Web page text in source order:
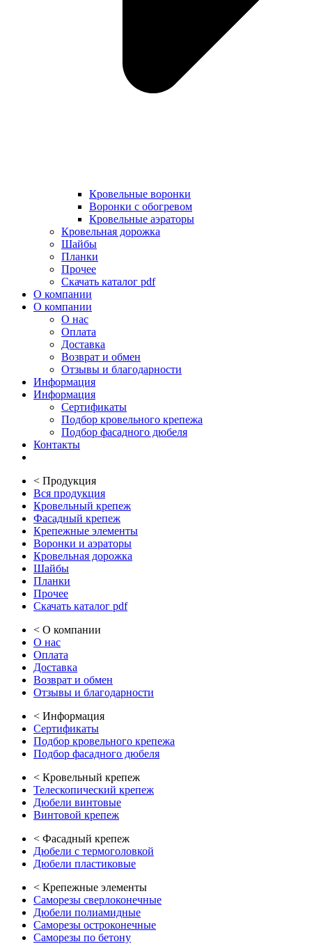
Кровельные воронки
Воронки с обогревом
Кровельные аэраторы
Кровельная дорожка
Шайбы
Планки
Прочее
Скачать каталог pdf
О компании
О компании
О нас
Оплата
Доставка
Возврат и обмен
Отзывы и благодарности
Информация
Информация
Сертификаты
Подбор кровельного крепежа
Подбор фасадного дюбеля
Контакты
< Продукция
Вся продукция
Кровельный крепеж
Фасадный крепеж
Крепежные элементы
Воронки и аэраторы
Кровельная дорожка
Шайбы
Планки
Прочее
Скачать каталог pdf
< О компании
О нас
Оплата
Доставка
Возврат и обмен
Отзывы и благодарности
< Информация
Сертификаты
Подбор кровельного крепежа
Подбор фасадного дюбеля
< Кровельный крепеж
Телескопический крепеж
Дюбели винтовые
Винтовой крепеж
< Фасадный крепеж
Дюбели с термоголовкой
Дюбели пластиковые
< Крепежные элементы
Саморезы сверлоконечные
Дюбели полиамидные
Саморезы остроконечные
Саморезы по бетону